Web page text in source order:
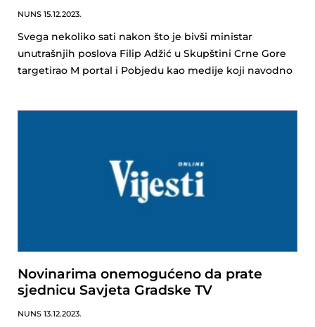
NUNS 15.12.2023.
Svega nekoliko sati nakon što je bivši ministar
unutrašnjih poslova Filip Adžić u Skupštini Crne Gore
targetirao M portal i Pobjedu kao medije koji navodno
Novinarima onemogućeno da prate
sjednicu Savjeta Gradske TV
NUNS 13.12.2023.